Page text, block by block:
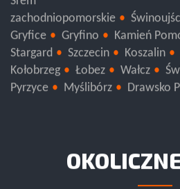
Śrem
zachodniopomorskie
Gryfice
Gryfino Kamień
Stargard
Szczecin Koszalin
Kołobrzeg
Łobez Wałcz
Pyrzyce
Myślibórz Drawsko